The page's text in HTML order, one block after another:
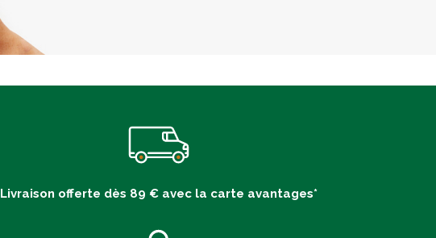
Livraison offerte dès 89 € avec la carte avantages*